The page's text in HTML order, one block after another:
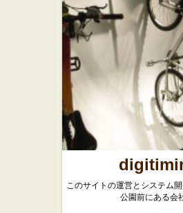
宿竹下通り
店
スイーツ
ハ
ク
このサイトの運営とシステム
公園前にある会